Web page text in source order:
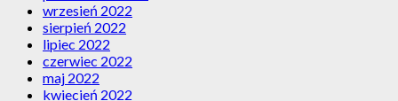
wrzesień 2022
sierpień 2022
lipiec 2022
czerwiec 2022
maj 2022
kwiecień 2022